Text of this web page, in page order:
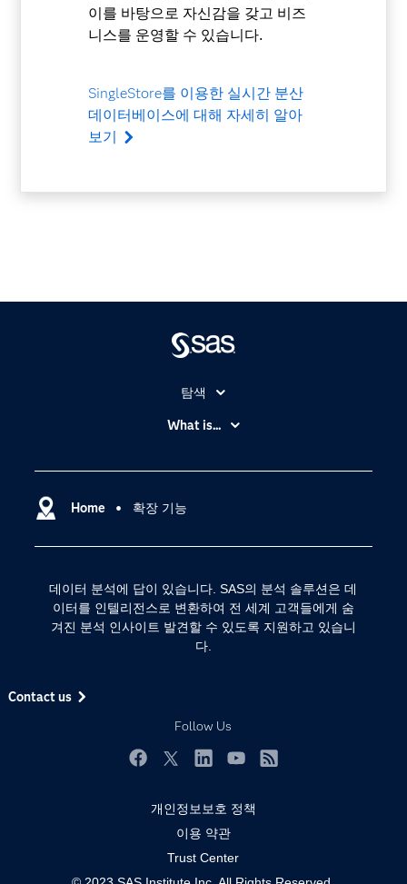
이를 바탕으로 자신감을 갖고 비즈
니스를 운영할 수 있습니다.
SingleStore를 이용한 실시간 분산
데이터베이스에 대해 자세히 알아
보기
Home 확장 기능
데이터 분석에 답이 있습니다. SAS의 분석 솔루션은 데
이터를 인텔리전스로 변환하여 전 세계 고객들에게 숨
겨진 분석 인사이트 발견할 수 있도록 지원하고 있습니
다.
Contact us
Follow Us
탐색
My SAS
SAS Viya
SAS 이벤트 정보
Training
개발자(Developers)
교육 전문가
산업별
영상 튜토리얼
자격증
접근성
What is...
디지털 트랜스포메이션
클라우드 컴퓨팅
개인정보보호 정책
이용 약관
Trust Center